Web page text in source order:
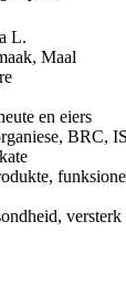
L.
Maal
en eiers
BRC,